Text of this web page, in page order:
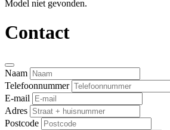
Model niet gevonden.
Contact
Naam
Telefoonnummer
E-mail
Adres
Postcode